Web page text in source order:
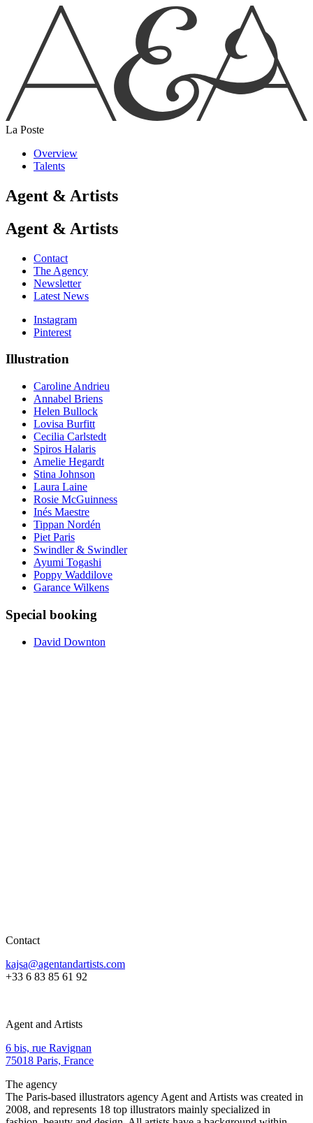
La Poste
Overview
Talents
Agent & Artists
Agent & Artists
Contact
The Agency
Newsletter
Latest News
Instagram
Pinterest
Illustration
Caroline Andrieu
Annabel Briens
Helen Bullock
Lovisa Burfitt
Cecilia Carlstedt
Spiros Halaris
Amelie Hegardt
Stina Johnson
Laura Laine
Rosie McGuinness
Inés Maestre
Tippan Nordén
Piet Paris
Swindler & Swindler
Ayumi Togashi
Poppy Waddilove
Garance Wilkens
Special booking
David Downton
Contact
kajsa@agentandartists.com
+33 6 83 85 61 92
Agent and Artists
6 bis, rue Ravignan
75018 Paris, France
The agency
The Paris-based illustrators agency Agent and Artists was created in
2008, and represents 18 top illustrators mainly specialized in